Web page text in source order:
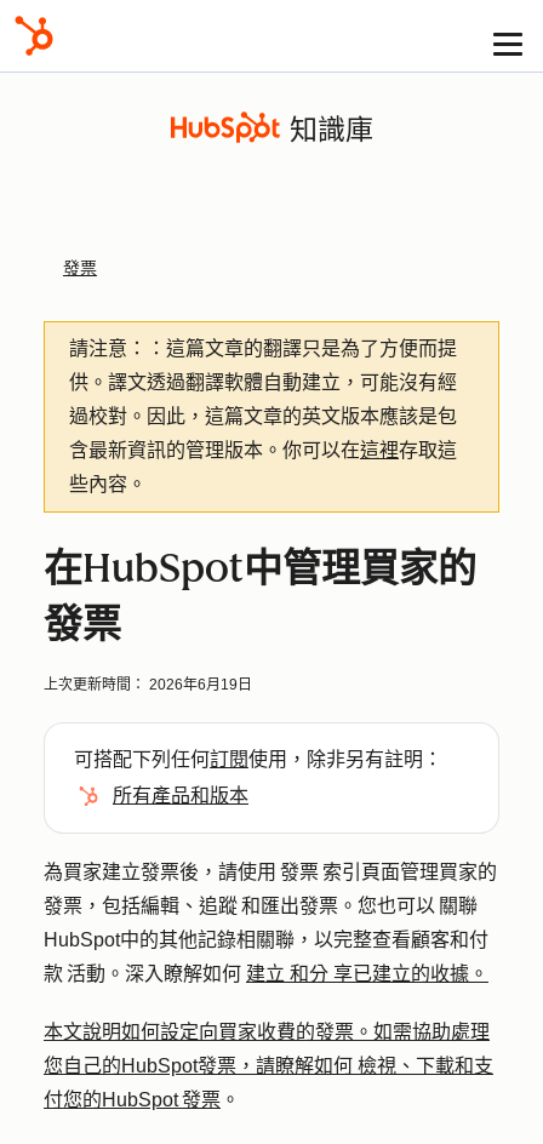
知識庫
發票
請注意：
：這篇文章的翻譯只是為了方便而提
供。譯文透過翻譯軟體自動建立，可能沒有經
過校對。因此，這篇文章的英文版本應該是包
含最新資訊的管理版本。你可以在這裡存取這
些內容。
在HubSpot中管理買家的
發票
上次更新時間： 2026年6月19日
可搭配下列任何訂閱使用，除非另有註明：
所有產品和版本
為買家建立發票後，請使用 發票 索引頁面管理買家的
發票，包括編輯、追蹤 和匯出發票。您也可以 關聯
HubSpot中的其他記錄相關聯，以完整查看顧客和付
款 活動。深入瞭解如何 建立 和分 享已建立的收據。
本文說明如何設定向買家收費的發票。如需協助處理
您自己的HubSpot發票，請瞭解如何 檢視、下載和支
付您的HubSpot 發票 。